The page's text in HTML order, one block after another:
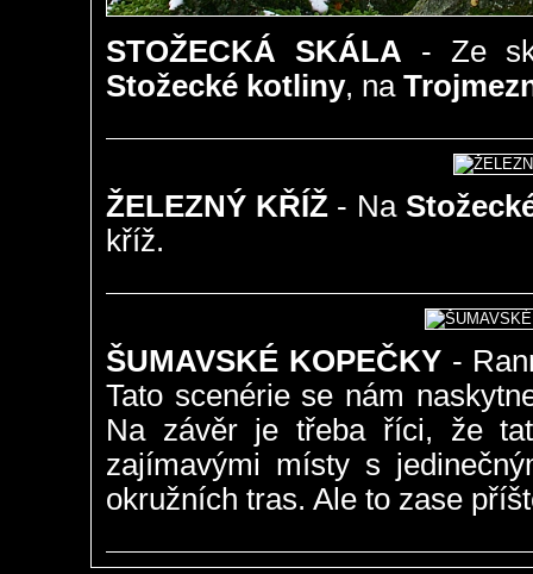
STOŽECKÁ SKÁLA - Ze
Stožecké kotliny, na
ŽELEZNÝ KŘÍŽ- Na
kříž.
ŠUMAVSKÉ KOPEČKY-
Tato scenérie se nám
Na závěr je třeba říci, že
zajímavými místy s
okružních tras. Ale to zase